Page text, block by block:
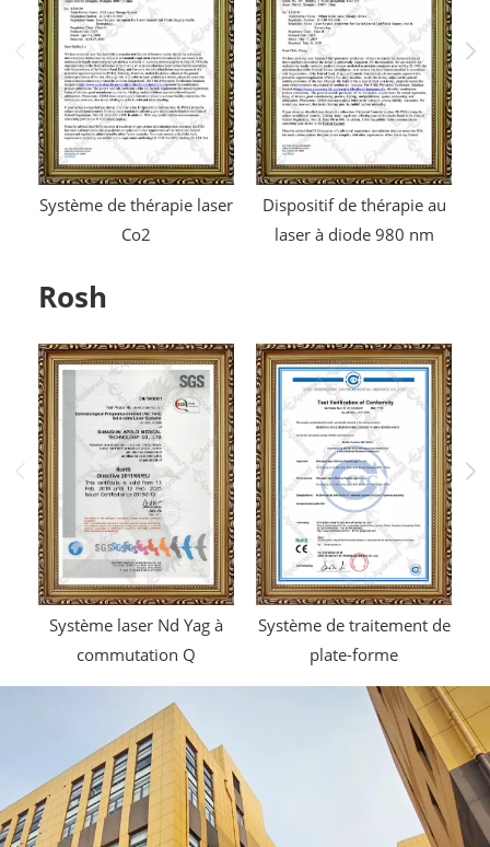
Système de thérapie laser
Co2
Dispositif de thérapie au
laser à diode 980 nm
Rosh
Système laser Nd Yag à
commutation Q
Système de traitement de
plate-forme